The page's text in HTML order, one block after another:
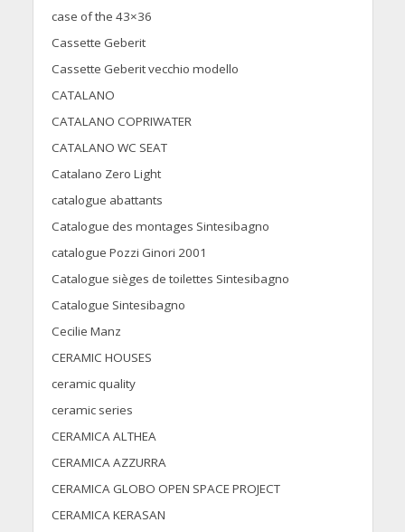
case of the 43×36
Cassette Geberit
Cassette Geberit vecchio modello
CATALANO
CATALANO COPRIWATER
CATALANO WC SEAT
Catalano Zero Light
catalogue abattants
Catalogue des montages Sintesibagno
catalogue Pozzi Ginori 2001
Catalogue sièges de toilettes Sintesibagno
Catalogue Sintesibagno
Cecilie Manz
CERAMIC HOUSES
ceramic quality
ceramic series
CERAMICA ALTHEA
CERAMICA AZZURRA
CERAMICA GLOBO OPEN SPACE PROJECT
CERAMICA KERASAN